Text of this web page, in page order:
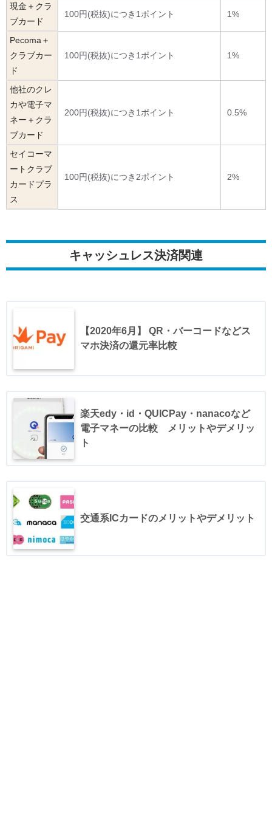
現金＋クラ
ブカード
100円(税抜)につき1ポイント 1%
Pecoma＋
クラブカー
ド
100円(税抜)につき1ポイント 1%
他社のクレ
カや電子マ
ネー＋クラ
ブカード
200円(税抜)につき1ポイント 0.5%
セイコーマ
ートクラブ
カードプラ
ス
100円(税抜)につき2ポイント 2%
キャッシュレス決済関連
【2020年6月】 QR・バーコードなどス
マホ決済の還元率比較
楽天edy・id・QUICPay・nanacoなど
電子マネーの比較 メリットやデメリッ
ト
交通系ICカードのメリットやデメリット